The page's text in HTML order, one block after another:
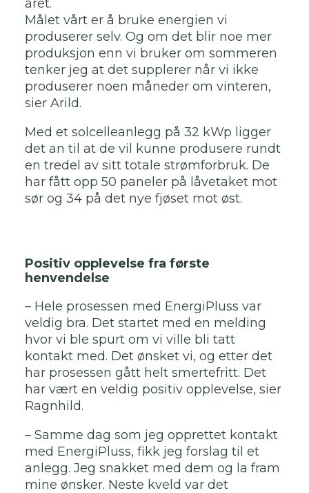
året.
Målet vårt er å bruke energien vi
produserer selv. Og om det blir noe mer
produksjon enn vi bruker om sommeren
tenker jeg at det supplerer når vi ikke
produserer noen måneder om vinteren,
sier Arild.
Med et solcelleanlegg på 32 kWp ligger
det an til at de vil kunne produsere rundt
en tredel av sitt totale strømforbruk. De
har fått opp 50 paneler på låvetaket mot
sør og 34 på det nye fjøset mot øst.
Positiv opplevelse fra første
henvendelse
– Hele prosessen med EnergiPluss var
veldig bra. Det startet med en melding
hvor vi ble spurt om vi ville bli tatt
kontakt med. Det ønsket vi, og etter det
har prosessen gått helt smertefritt. Det
har vært en veldig positiv opplevelse, sier
Ragnhild.
– Samme dag som jeg opprettet kontakt
med EnergiPluss, fikk jeg forslag til et
anlegg. Jeg snakket med dem og la fram
mine ønsker. Neste kveld var det